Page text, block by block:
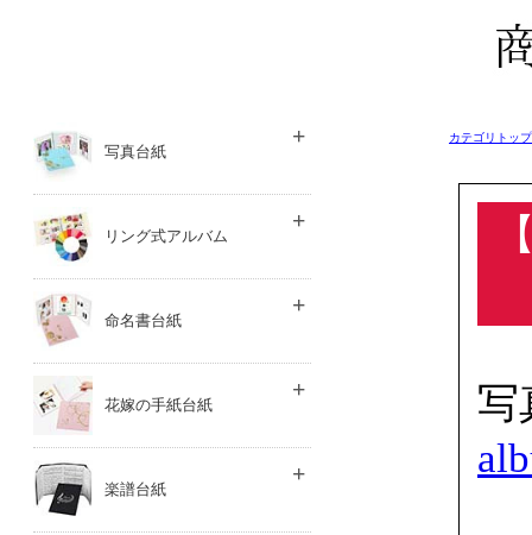
カテゴリトップ